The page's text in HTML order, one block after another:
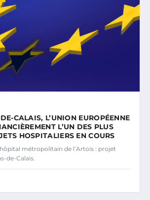
CALAIS, L’UNION EUROPÉENNE
L’UN DES PLUS
HOSPITALIERS EN COURS
métropolitain de l’Artois : projet
de-Calais.